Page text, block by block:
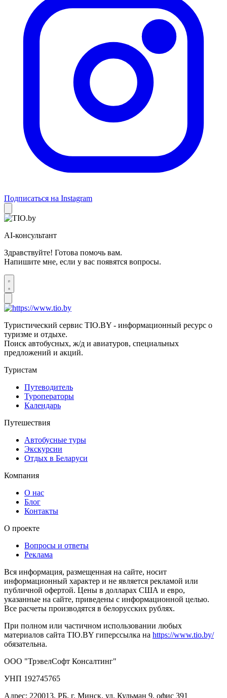
Подписаться на Instagram
AI-консультант
Здравствуйте! Готова помочь вам.
Напишите мне, если у вас появятся вопросы.
Туристический сервис TIO.BY - информационный ресурс о
туризме и отдыхе.
Поиск автобусных, ж/д и авиатуров, специальных
предложений и акций.
Туристам
Путеводитель
Туроператоры
Календарь
Путешествия
Автобусные туры
Экскурсии
Отдых в Беларуси
Компания
О нас
Блог
Контакты
О проекте
Вопросы и ответы
Реклама
Вся информация, размещенная на сайте, носит
информационный характер и не является рекламой или
публичной офертой. Цены в долларах США и евро,
указанные на сайте, приведены с информационной целью.
Все расчеты производятся в белорусских рублях.
При полном или частичном использовании любых
материалов сайта TIO.BY гиперссылка на https://www.tio.by/
обязательна.
ООО "ТрэвелСофт Консалтинг"
УНП 192745765
Адрес: 220013, РБ, г. Минск, ул. Кульман 9, офис 391